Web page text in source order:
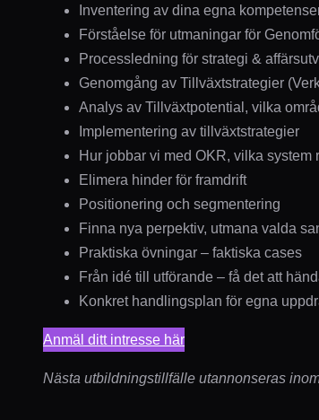
Inventering av dina egna
Förståelse för utmaningar för
Processledning för strategi &
Genomgång av Tillväxtstrategier
Analys av Tillväxtpotential, vilka
Implementering av tillväxtstrategier
Hur jobbar vi med OKR, vilka system
Elimera hinder för framdrift
Positionering och segmentering
Finna nya perpektiv, utmana valda
Praktiska övningar – faktiska cases
Från idé till utförande – få det att
Konkret handlingsplan för egna
Anmäl ditt intresse här
Nästa utbildningstillfälle utannonseras